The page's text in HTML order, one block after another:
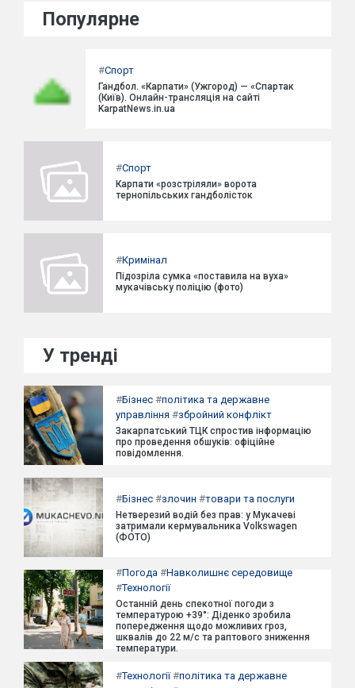
Популярне
#Спорт
Гандбол. «Карпати» (Ужгород) — «Спартак
(Київ). Онлайн-трансляція на сайті
KarpatNews.in.ua
#Спорт
Карпати «розстріляли» ворота
тернопільських гандболісток
#Кримінал
Підозріла сумка «поставила на вуха»
мукачівську поліцію (фото)
У тренді
#Бізнес #політика та державне
управління #збройний конфлікт
Закарпатський ТЦК спростив інформацію
про проведення обшуків: офіційне
повідомлення.
#Бізнес #злочин #товари та послуги
Нетверезий водій без прав: у Мукачеві
затримали кермувальника Volkswagen
(ФОТО)
#Погода #Навколишнє середовище
#Технології
Останній день спекотної погоди з
температурою +39°: Діденко зробила
попередження щодо можливих гроз,
шквалів до 22 м/с та раптового зниження
температури.
#Технології#політика та державне